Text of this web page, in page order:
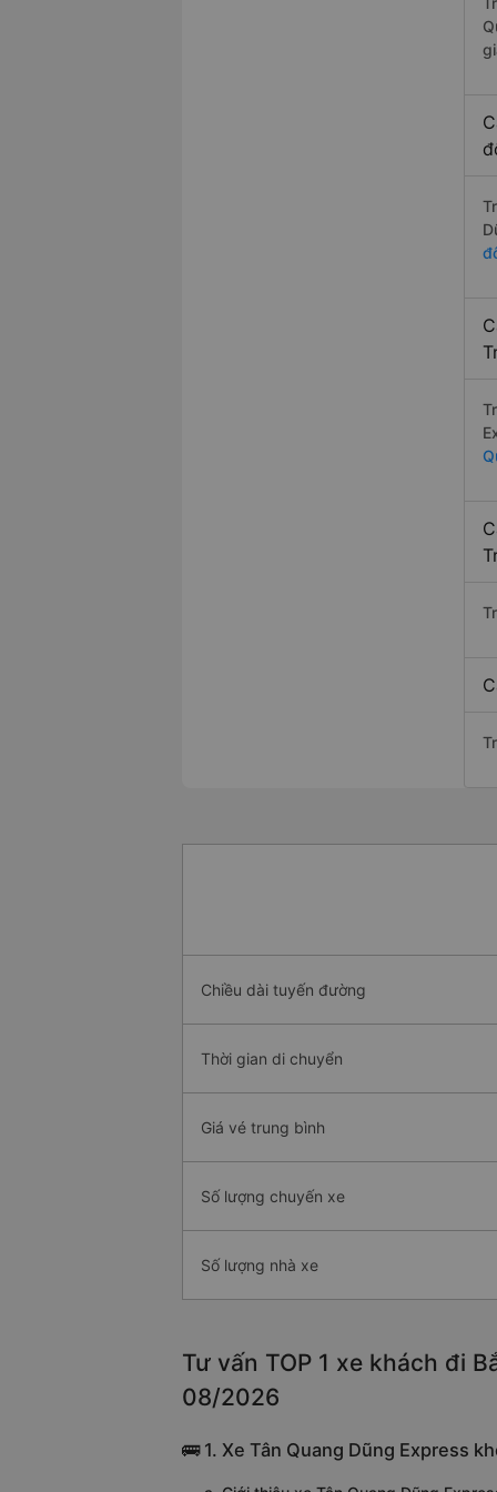
Chiều dài tuyến đường
Thời gian di chuyển
Giá vé trung bình
Số lượng chuyến xe
Số lượng nhà xe
Tư vấn TOP 1 xe khách đi
08/2026
🚌 1. Xe Tân Quang Dũng Express